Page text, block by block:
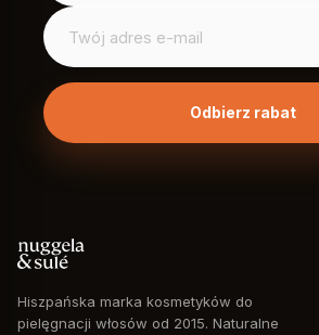
Email
Odbierz rabat
Hiszpańska marka kosmetyków do
pielęgnacji włosów od 2015. Naturalne